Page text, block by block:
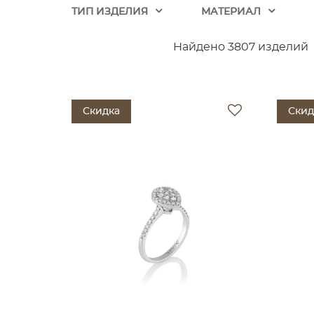
ТИП ИЗДЕЛИЯ МАТЕРИАЛ
Найдено 3807 изделий
Скидка